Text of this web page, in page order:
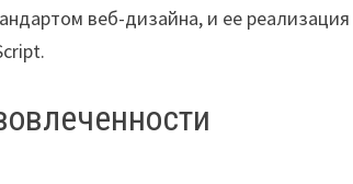
веб-дизайна, и ее реализация